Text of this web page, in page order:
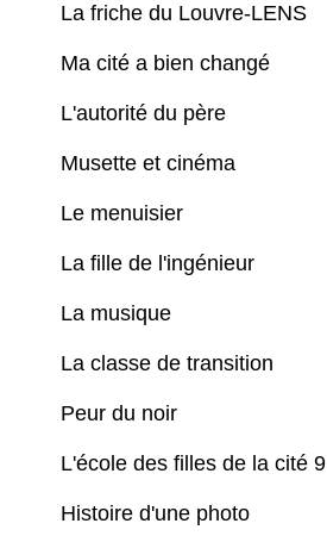
La friche du Louvre-LENS
Ma cité a bien changé
L'autorité du père
Musette et cinéma
Le menuisier
La fille de l'ingénieur
La musique
La classe de transition
Peur du noir
L'école des filles de la cité 9
Histoire d'une photo